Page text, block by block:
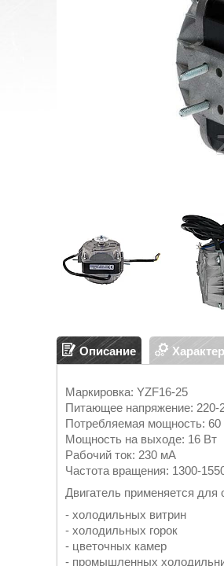
Описание
Маркировка: YZF16-25
Питающее напряжение: 220-
Потребляемая мощность: 60
Мощность на выходе: 16 Вт
Рабочий ток: 230 мА
Частота вращения: 1300-
Двигатель применяется для
- холодильных витрин
- холодильных горок
- цветочных камер
- промышленных